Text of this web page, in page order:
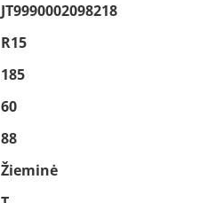
JT9990002098218
R15
185
60
88
Žieminė